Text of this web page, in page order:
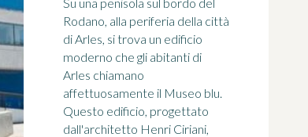
Rodano, alla periferia della città
di Arles, si trova un edificio
moderno che gli abitanti di
Arles chiamano
affettuosamente il Museo blu.
Questo edificio, progettato
dall'architetto Henri Ciriani,